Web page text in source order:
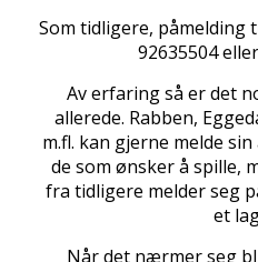
Som tidligere, påmelding
92635504
Av erfaring så er det
allerede. Rabben,
m.fl. kan gjerne melde
de som ønsker å spille,
fra tidligere melder seg
et
Når det nærmer seg